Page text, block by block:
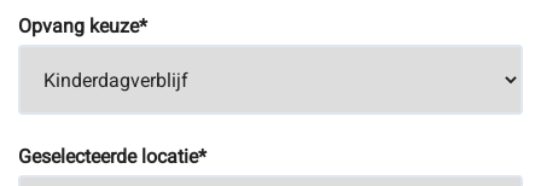
Opvang keuze*
Geselecteerde locatie*